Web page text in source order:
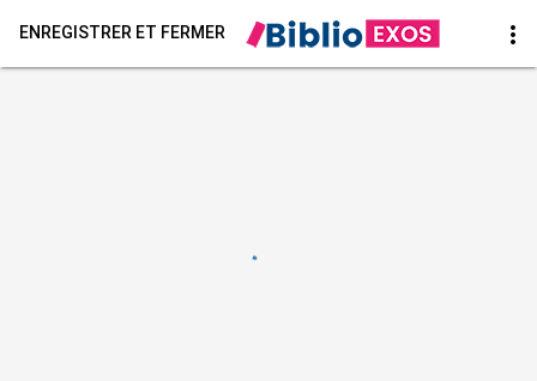
ENREGISTRER ET FERMER more_vert